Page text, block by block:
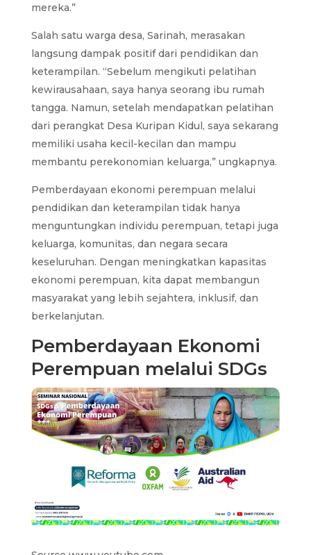
mereka.”
Salah satu warga desa, Sarinah, merasakan
langsung dampak positif dari pendidikan dan
keterampilan. “Sebelum mengikuti pelatihan
kewirausahaan, saya hanya seorang ibu rumah
tangga. Namun, setelah mendapatkan pelatihan
dari perangkat Desa Kuripan Kidul, saya sekarang
memiliki usaha kecil-kecilan dan mampu
membantu perekonomian keluarga,” ungkapnya.
Pemberdayaan ekonomi perempuan melalui
pendidikan dan keterampilan tidak hanya
menguntungkan individu perempuan, tetapi juga
keluarga, komunitas, dan negara secara
keseluruhan. Dengan meningkatkan kapasitas
ekonomi perempuan, kita dapat membangun
masyarakat yang lebih sejahtera, inklusif, dan
berkelanjutan.
Pemberdayaan Ekonomi
Perempuan melalui SDGs